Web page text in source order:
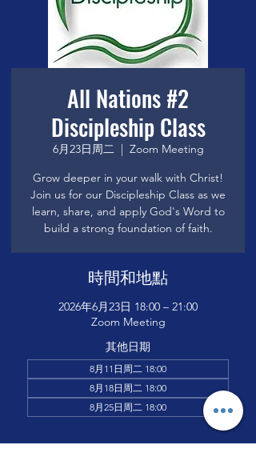
All Nations #2
Discipleship Class
6月23日周二
  |
Zoom Meeting
Grow deeper in your walk with Christ!
Join us for our Discipleship Class as we
learn, share, and apply God's Word to
build a strong foundation of faith.
時間和地點
2026年6月23日 18:00 – 21:00
Zoom Meeting
其他日期
8月11日周二 18:00
8月18日周二 18:00
8月25日周二 18:00